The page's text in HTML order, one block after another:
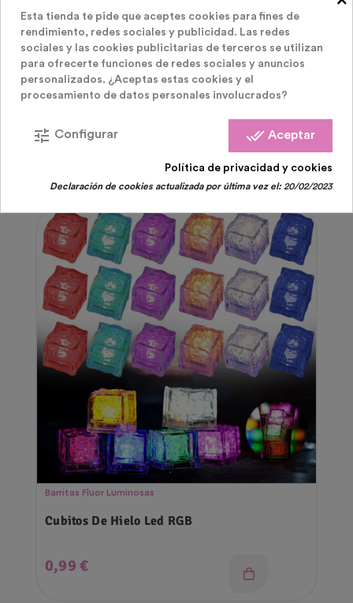
PRODUCTOS RELACIONADOS( 32 OTROS
Barritas Fluor Luminosas
Cubitos De Hielo Led RGB
Precio
0,99 €
Esta tienda te pide que aceptes cookies para fines de
rendimiento, redes sociales y publicidad. Las redes
sociales y las cookies publicitarias de terceros se utilizan
para ofrecerte funciones de redes sociales y anuncios
personalizados. ¿Aceptas estas cookies y el
procesamiento de datos personales involucrados?
done_all Aceptar
tune Configurar
Política de privacidad y cookies
Declaración de cookies actualizada por última vez el:20/02/2023